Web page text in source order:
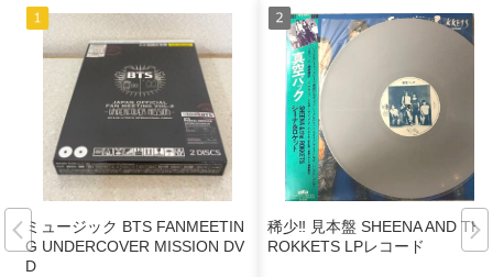
ミュージック BTS FANMEETIN
G UNDERCOVER MISSION DV
D
稀少‼︎ 見本盤 SHEENA AND THE
ROKKETS LPレコード